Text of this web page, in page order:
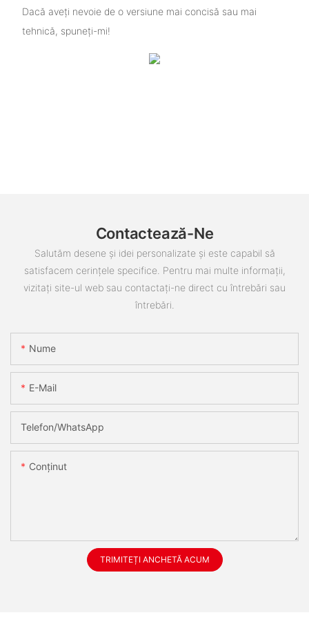
Dacă aveți nevoie de o versiune mai concisă sau mai
tehnică, spuneți-mi!
Contactează-Ne
Salutăm desene și idei personalizate și este capabil să
satisfacem cerințele specifice. Pentru mai multe informații,
vizitați site-ul web sau contactați-ne direct cu întrebări sau
întrebări.
Nume
E-Mail
Telefon/WhatsApp
Conţinut
TRIMITEȚI ANCHETĂ ACUM